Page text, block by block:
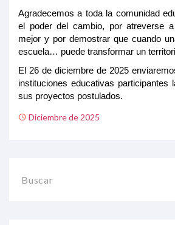
Agradecemos a toda la comunidad
el poder del cambio, por atreverse
mejor y por demostrar que cuando
escuela… puede transformar un
El 26 de diciembre de 2025
instituciones educativas participantes
sus proyectos postulados.
Diciembre de 2025
Buscar